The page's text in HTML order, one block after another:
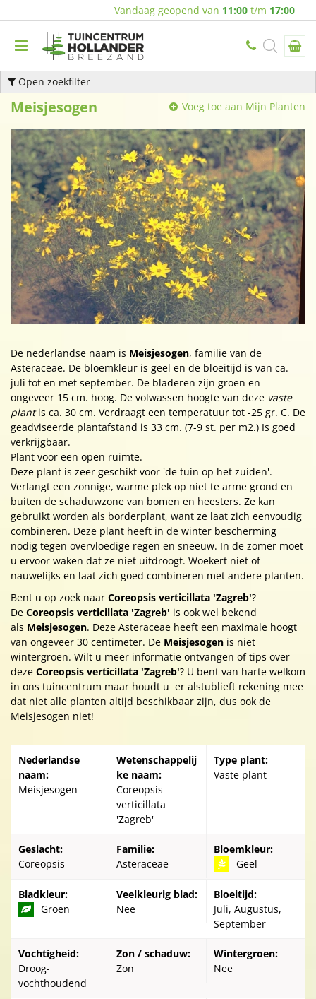
Vandaag geopend van 11:00 t/m 17:00
Open zoekfilter
Meisjesogen Voeg toe aan Mijn Planten
De nederlandse naam is Meisjesogen, familie van de
Asteraceae. De bloemkleur is geel en de bloeitijd is van ca.
juli tot en met september. De bladeren zijn groen en
ongeveer 15 cm. hoog. De volwassen hoogte van deze vaste
plantis ca. 30 cm. Verdraagt een temperatuur tot -25 gr. C. De
geadviseerde plantafstand is 33 cm. (7-9 st. per m2.) Is goed
verkrijgbaar.
Plant voor een open ruimte.
Deze plant is zeer geschikt voor 'de tuin op het zuiden'.
Verlangt een zonnige, warme plek op niet te arme grond en
buiten de schaduwzone van bomen en heesters. Ze kan
gebruikt worden als borderplant, want ze laat zich eenvoudig
combineren. Deze plant heeft in de winter bescherming
nodig tegen overvloedige regen en sneeuw. In de zomer moet
u ervoor waken dat ze niet uitdroogt. Woekert niet of
nauwelijks en laat zich goed combineren met andere planten.
Bent u op zoek naar Coreopsis verticillata 'Zagreb'?
De Coreopsis verticillata 'Zagreb' is ook wel bekend
als Meisjesogen. Deze Asteraceae heeft een maximale hoogt
van ongeveer 30 centimeter. De Meisjesogen is niet
wintergroen. Wilt u meer informatie ontvangen of tips over
deze Coreopsis verticillata 'Zagreb'? U bent van harte welkom
in ons tuincentrum maar houdt u er alstublieft rekening mee
dat niet alle planten altijd beschikbaar zijn, dus ook de
Meisjesogen niet!
Nederlandse
naam:
Meisjesogen
Wetenschappelij
ke naam:
Coreopsis
verticillata
'Zagreb'
Type plant:
Vaste plant
Geslacht:
Coreopsis
Familie:
Asteraceae
Bloemkleur:
Geel
Bladkleur:
Groen
Veelkleurig blad:
Nee
Bloeitijd:
Juli, Augustus,
September
Vochtigheid:
Droog-
vochthoudend
Zon / schaduw:
Zon
Wintergroen:
Nee